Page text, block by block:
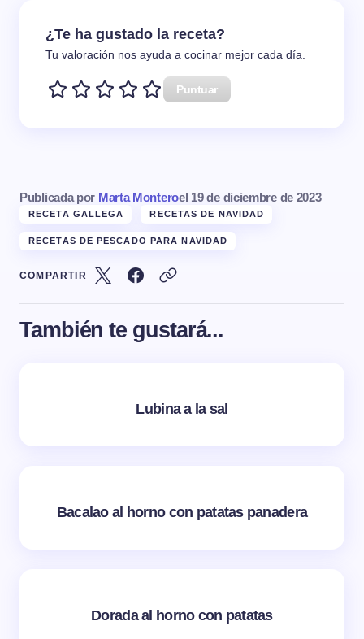
¿Te ha gustado la receta?
Tu valoración nos ayuda a cocinar mejor cada día.
Puntuar
Publicada por Marta Monteroel 19 de diciembre de 2023
RECETA GALLEGA RECETAS DE NAVIDAD
RECETAS DE PESCADO PARA NAVIDAD
COMPARTIR
También te gustará...
Lubina a la sal
Bacalao al horno con patatas panadera
Dorada al horno con patatas